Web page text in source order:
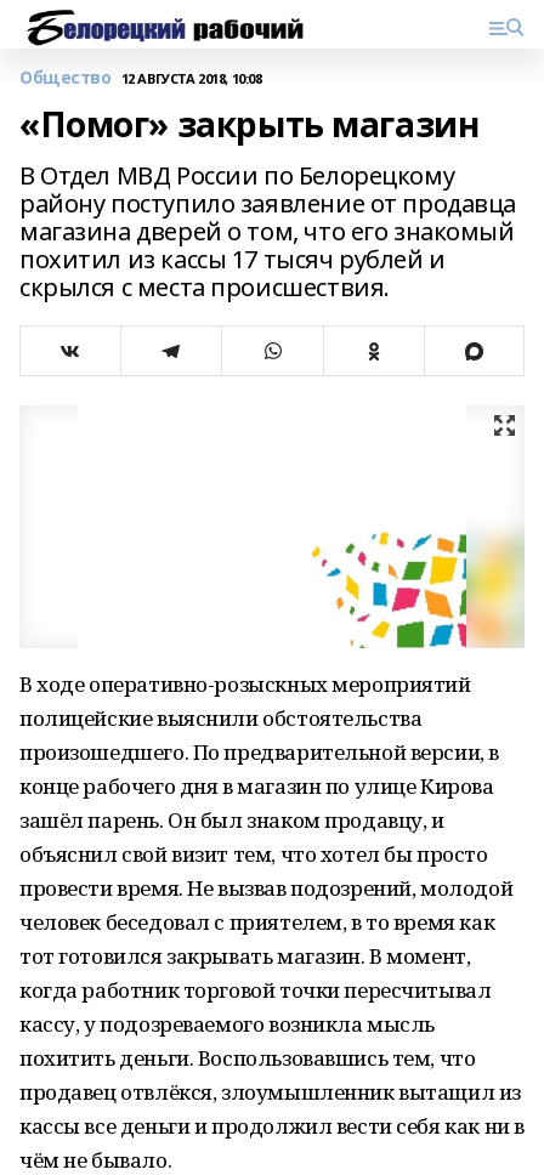
Общество 12 АВГУСТА 2018, 10:08
«Помог» закрыть магазин
В Отдел МВД России по Белорецкому
району поступило заявление от продавца
магазина дверей о том, что его знакомый
похитил из кассы 17 тысяч рублей и
скрылся с места происшествия.
В ходе оперативно-розыскных мероприятий
полицейские выяснили обстоятельства
произошедшего. По предварительной версии, в
конце рабочего дня в магазин по улице Кирова
зашёл парень. Он был знаком продавцу, и
объяснил свой визит тем, что хотел бы просто
провести время. Не вызвав подозрений, молодой
человек беседовал с приятелем, в то время как
тот готовился закрывать магазин. В момент,
когда работник торговой точки пересчитывал
кассу, у подозреваемого возникла мысль
похитить деньги. Воспользовавшись тем, что
продавец отвлёкся, злоумышленник вытащил из
кассы все деньги и продолжил вести себя как ни в
чём не бывало.